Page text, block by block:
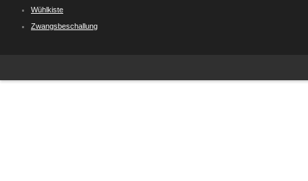
Wühlkiste
Zwangsbeschallung